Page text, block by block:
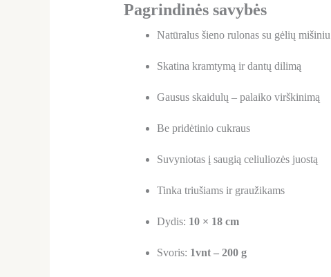
Pagrindinės savybės
Natūralus šieno rulonas su gėlių mišiniu
Skatina kramtymą ir dantų dilimą
Gausus skaidulų – palaiko virškinimą
Be pridėtinio cukraus
Suvyniotas į saugią celiuliozės juostą
Tinka triušiams ir graužikams
Dydis: 10 × 18 cm
Svoris: 1vnt – 200 g